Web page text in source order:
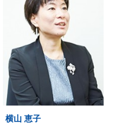
横山 恵子